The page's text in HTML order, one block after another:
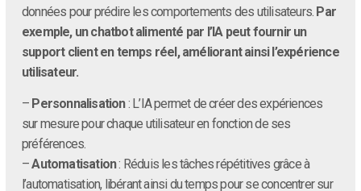
données pour prédire les comportements des utilisateurs. Par
exemple, un chatbot alimenté par l’IA peut fournir un
support client en temps réel, améliorant ainsi l’expérience
utilisateur.
– Personnalisation: L’IA permet de créer des expériences
sur mesure pour chaque utilisateur en fonction de ses
préférences.
–Automatisation: Réduis les tâches répétitives grâce à
l’automatisation, libérant ainsi du temps pour se concentrer sur